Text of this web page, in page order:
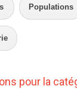
Populations
pour la